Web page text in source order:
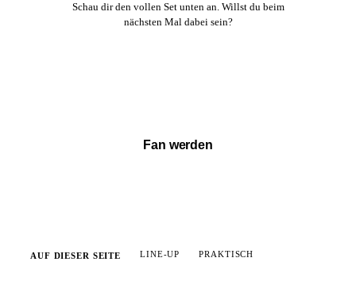
Schau dir den vollen Set unten an. Willst du beim
nächsten Mal dabei sein?
Fan werden
AUF DIESER SEITE LINE-UP PRAKTISCH